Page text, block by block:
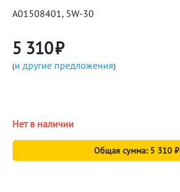
A01508401, 5W-30
5 310₽
(и другие предложения)
Нет в наличии
Общая сумма: 5 310 ₽